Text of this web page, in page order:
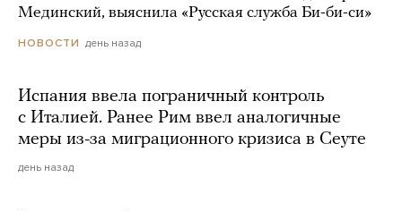
Мединский, выяснила «Русская служба Би-би-си»
НОВОСТИ день назад
Испания ввела пограничный контроль
с Италией. Ранее Рим ввел аналогичные
меры из-за миграционного кризиса в Сеуте
день назад